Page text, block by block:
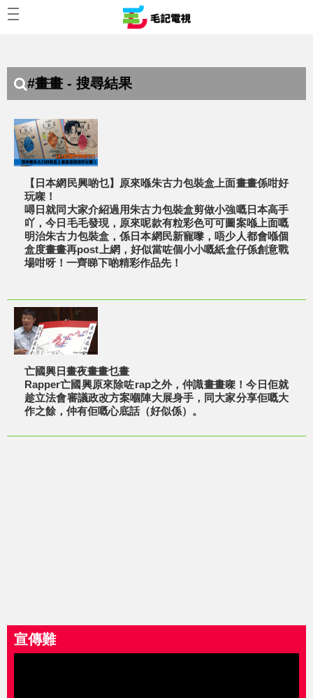
#畫畫 - 搜尋結果
【日本網民興啲乜】原來喺朱古力包裝盒上面畫畫係咁好
玩㗎！
噚日就同大家介紹過用朱古力包裝盒剪做小強嘅日本高手
吖，今日毛毛發現，原來呢款有粒彩色可可圖案喺上面嘅
明治朱古力包裝盒，係日本網民新寵嚟，唔少人都會喺個
盒度畫畫再post上網，好似當咗個小小嘅紙盒仔係創意戰
場咁呀！一齊睇下啲精彩作品先！
亡國興日畫夜畫畫乜畫
Rapper亡國興原來除咗rap之外，仲識畫畫㗎！今日佢就
趁立法會審議政改方案嗰陣大展身手，同大家分享佢嘅大
作之餘，仲有佢嘅心底話（好似係）。
宣傳難